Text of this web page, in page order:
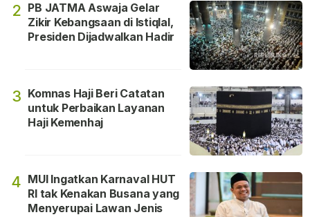
2 PB JATMA Aswaja Gelar
Zikir Kebangsaan di Istiqlal,
Presiden Dijadwalkan Hadir
3 Komnas Haji Beri Catatan
untuk Perbaikan Layanan
Haji Kemenhaj
4 MUI Ingatkan Karnaval HUT
RI tak Kenakan Busana yang
Menyerupai Lawan Jenis